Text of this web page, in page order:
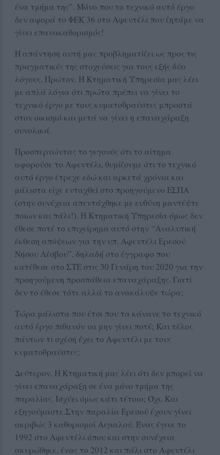
ένα τμήμα της”. Μόνο που το τεχνικό αυτό έργο
δεν αφορά το ΦΕΚ 36 στο Αφεντέλι που ζητάμε να
γίνει επανακαθορισμός!
Η απάντηση αυτή μας προβληματίζει ως προς τις
πραγματικές της στοχεύσεις για τους εξής δύο
λόγους. Πρώτον. Η Κτηματική Υπηρεσία μας λέει
με απλά λόγια ότι πρώτα πρέπει να γίνει το
τεχνικό έργο με τους κυματοθραύστες μπροστά
στον οικισμό και μετά να γίνει η επαναχάραξη
συνολικά.
Προσπερνώντας το γεγονός ότι το αίτημα
αφορούσε το Αφεντέλι, θυμίζουμε ότι το τεχνικό
αυτό έργο έτρεχε εδώ και αρκετά χρόνια και
μάλιστα είχε ενταχθεί στο προηγούμενο ΕΣΠΑ
(στην συνέχεια απεντάχθηκε με ευθύνη μαντέψτε
ποιων και πάλι!). Η Κτηματική Υπηρεσία όμως δεν
έθεσε ποτέ το επιχείρημα αυτό στην “Αναλυτική
έκθεση απόψεων για την υπ. Αφεντέλι Ερεσού
Νήσου Λέσβου”, δηλαδή στο έγγραφο που
κατέθεσε στο ΣΤΕ στις 30 Γενάρη του 2020 για την
προηγούμενη προσπάθεια επαναχάραξης. Γιατί
δεν το έθεσε τότε αλλά το ανακάλυψε τώρα;
Τώρα μάλιστα που έτσι που τα κάνανε το τεχνικό
αυτό έργο πιθανόν να μην γίνει ποτέ; Και τέλος
πάντων τι σχέση έχει το Αφεντέλι με τους
κυματοθραύστες;
Δεύτερον. Η Κτηματική μας λέει ότι δεν μπορεί να
γίνει επαναχάραξη σε ένα μόνο τμήμα της
παραλίας. Ισχύει όμως κάτι τέτοιο; Όχι. Και
εξηγούμαστε.Στην παραλία Ερεσού έχουν γίνει
ακριβώς 3 καθορισμοί Αιγιαλού. Ένας έγινε το
1992 στο Αφεντέλι όπου και στην συνέχεια
ακυρώθηκε, ένας το 2012 και πάλι στο Αφεντέλι